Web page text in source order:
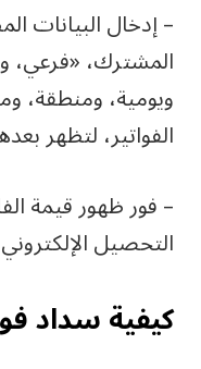
– إدخال البيانات
المشترك، «فرعي،
ويومية،
الفواتير، لتظهر
– فور ظهور قيمة
التحصيل
كيفية سداد